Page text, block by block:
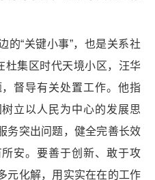
的“关键小事”，也是关系社
杜集区时代天境小区，汪华
督导有关处置工作。他指
立以人民为中心的发展思
务突出问题，健全完善长效
安。要善于创新、敢于攻
元化解，用实实在在的工作